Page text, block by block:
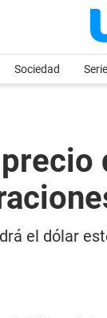
Sociedad
el dólar